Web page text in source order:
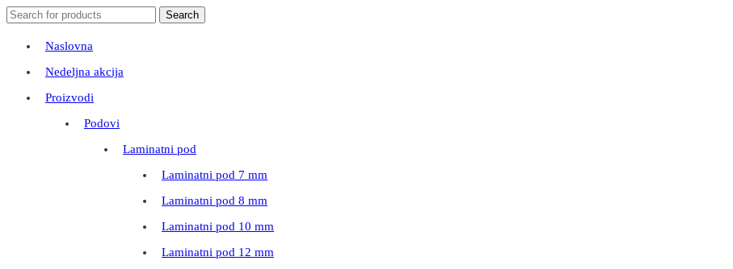
Search
for:
Search
Naslovna
Nedeljna akcija
Proizvodi
Podovi
Laminatni pod
Laminatni pod 7 mm
Laminatni pod 8 mm
Laminatni pod 10 mm
Laminatni pod 12 mm